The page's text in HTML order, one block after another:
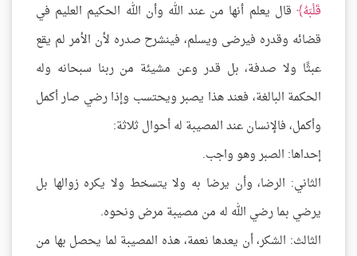
قَلْبَهُ قال يعلم أنها من عند الله وأن الله الحكيم العليم في
قضائه وقدره فيرضى ويسلم، فينشرح صدره لأن الأمر لم يقع
عبثًا ولا صدفة، بل قدر وعن مشيئة من ربنا سبحانه وله
الحكمة البالغة، فعند هذا يصبر ويحتسب وإذا رضي صار أكمل
وأكمل، فالإنسان عند المصيبة له أحوال ثلاثة:
إحداها: الصبر وهو واجب.
الثاني: الرضا، وأن يرضا به ولا يتسخط ولا يكره زوالها بل
يرضي بما رضي الله له من مصيبة مرض ونحوه.
الثالث: الشكر، أن يعدها نعمة، هذه المصيبة لما يحصل بها من